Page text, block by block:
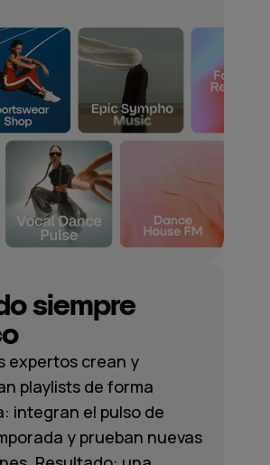
siempre
expertos crean y
playlists de forma
integran el pulso de
y prueban nuevas